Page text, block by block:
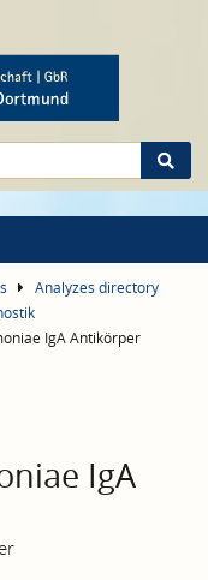
Analyzes directory
IgA Antikörper
IgA